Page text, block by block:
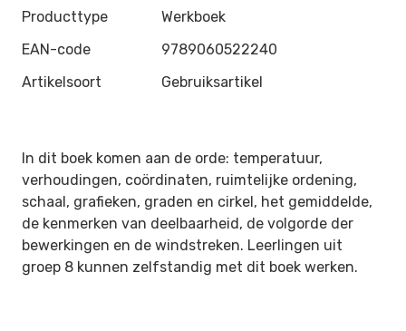
Producttype
Werkboek
EAN-code
9789060522240
Artikelsoort
Gebruiksartikel
In dit boek komen aan de orde: temperatuur,
verhoudingen, coördinaten, ruimtelijke ordening,
schaal, grafieken, graden en cirkel, het gemiddelde,
de kenmerken van deelbaarheid, de volgorde der
bewerkingen en de windstreken. Leerlingen uit
groep 8 kunnen zelfstandig met dit boek werken.